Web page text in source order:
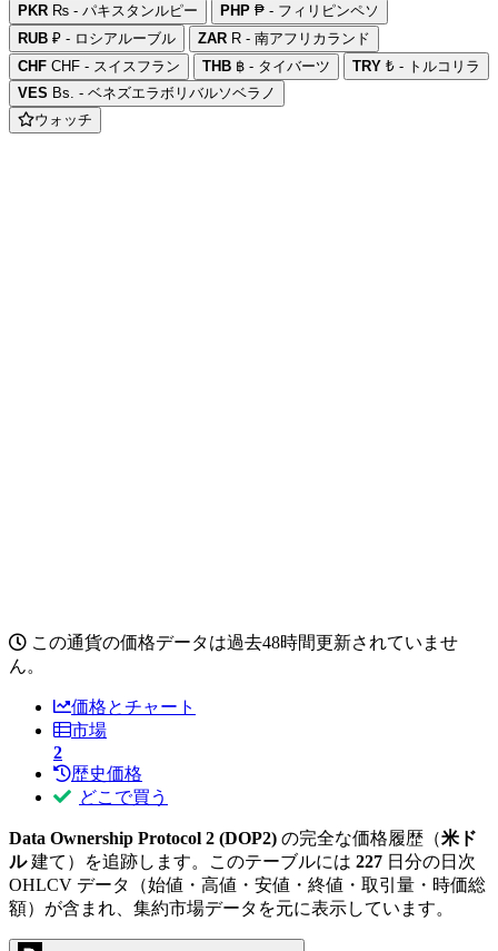
PKR ₨ - パキスタンルピー PHP ₱ - フィリピンペソ
RUB ₽ - ロシアルーブル ZAR R - 南アフリカランド
CHF CHF - スイスフラン THB ฿ - タイバーツ TRY ₺ - トルコリラ
VES Bs. - ベネズエラボリバルソベラノ
ウォッチ
この通貨の価格データは過去48時間更新されていませ
ん。
価格とチャート
市場
2
歴史価格
どこで買う
Data Ownership Protocol 2 (DOP2) の完全な価格履歴（米ド
ル建て）を追跡します。このテーブルには 227 日分の日次
OHLCV データ（始値・高値・安値・終値・取引量・時価総
額）が含まれ、集約市場データを元に表示しています。